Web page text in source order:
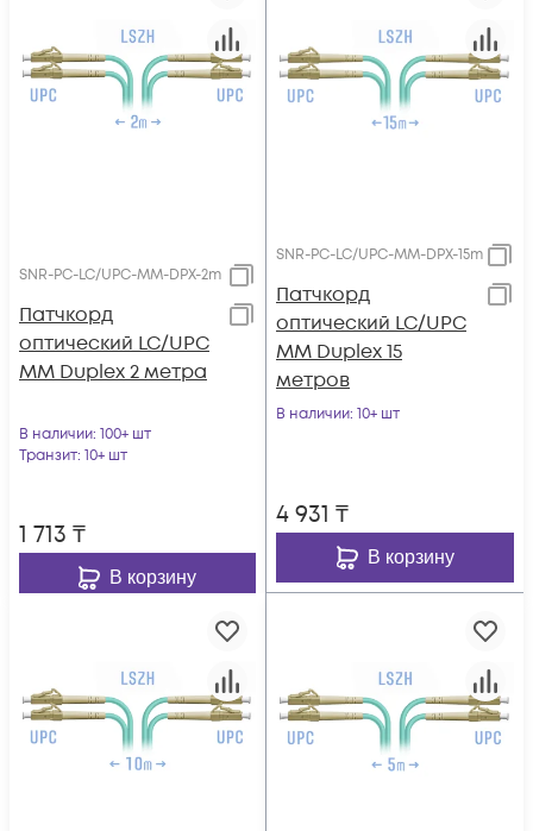
SNR-PC-LC/UPC-MM-DPX-2m
Патчкорд
оптический LC/UPC
MM Duplex 2 метра
В наличии: 100+ шт
Транзит: 10+ шт
1 713 ₸
В корзину
SNR-PC-LC/UPC-MM-DPX-15m
Патчкорд
оптический LC/UPC
MM Duplex 15
метров
В наличии: 10+ шт
4 931 ₸
В корзину